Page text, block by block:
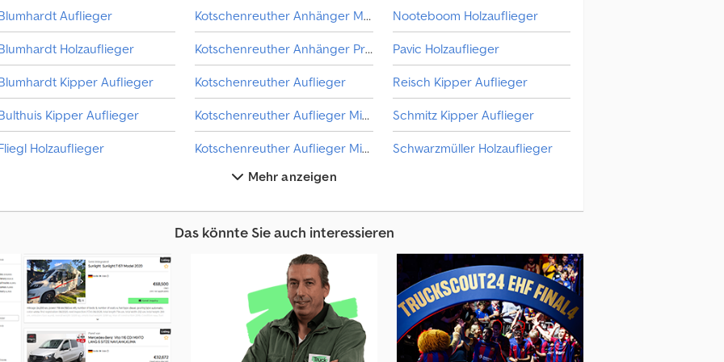
Auflieger
Holzauflieger
Kipper Auflieger
Kipper Auflieger
Holzauflieger
Holzauflieger
Anhänger
Kotschenreuther Anhänger Mit Offener Pritsche
Kotschenreuther Anhänger Pritsche & Plane
Kotschenreuther Auflieger
Kotschenreuther Auflieger Mit Arbeitsbühne
Kotschenreuther Auflieger Mit Pritsche & Plane
Kässbohrer Holzauflieger
Möslein Kipper Auflieger
Nooteboom Holzauflieger
Pavic Holzauflieger
Reisch Kipper Auflieger
Schmitz Kipper Auflieger
Schwarzmüller Holzauflieger
Trailor Holzauflieger
Mehr anzeigen
Das könnte Sie auch interessieren
M
o
n
a
t
l
i
c
h
ü
1
4
0
.
0
0
0
K